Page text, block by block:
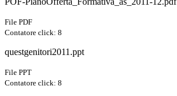
File PDF
Contatore click: 8
questgenitori2011.ppt
File PPT
Contatore click: 8